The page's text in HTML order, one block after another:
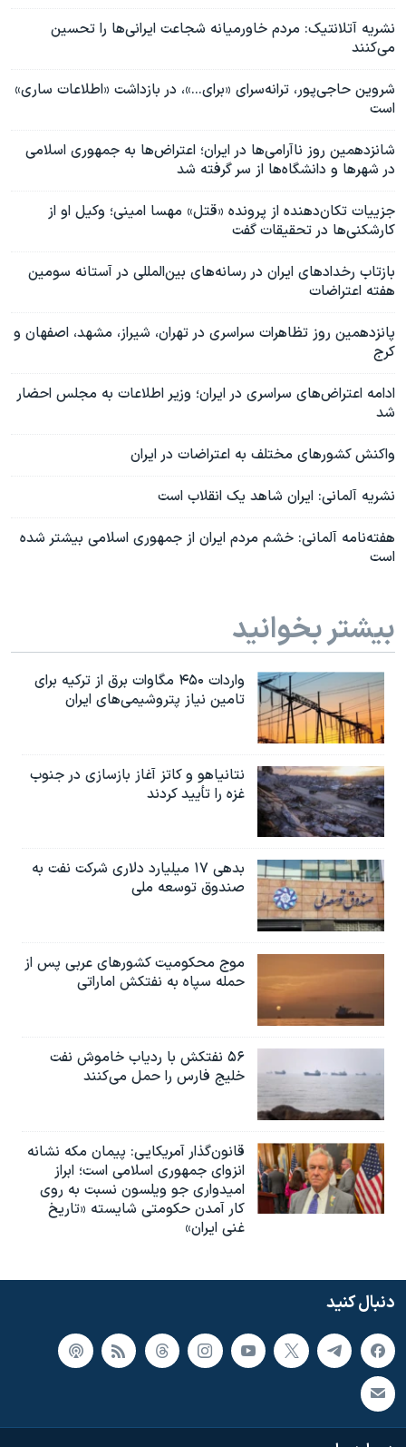
نشریه آتلانتیک: مردم خاورمیانه شجاعت ایرانی‌ها را تحسین
می‌کنند
شروین حاجی‌پور، ترانه‌سرای «برای...»، در بازداشت «اطلاعات ساری»
است
شانزدهمین روز ناآرامی‌ها در ایران؛ اعتراض‌ها به جمهوری اسلامی
در شهرها و دانشگاه‌ها از سر گرفته شد
جزییات تکان‌دهنده از پرونده «قتل» مهسا امینی؛ وکیل او از
کارشکنی‌ها در تحقیقات گفت
بازتاب رخدادهای ایران در رسانه‌های بین‌المللی در آستانه سومین
هفته اعتراضات
پانزدهمین روز تظاهرات سراسری در تهران، شیراز، مشهد، اصفهان و
کرج
ادامه اعتراض‌های سراسری در ایران؛ وزیر اطلاعات به مجلس احضار
شد
واکنش کشورهای مختلف به اعتراضات در ایران
نشریه آلمانی: ایران شاهد یک انقلاب است
هفته‌نامه آلمانی: خشم مردم ایران از جمهوری اسلامی بیشتر شده
است
بیشتر بخوانید
واردات ۴۵۰ مگاوات برق از ترکیه برای
تامین نیاز پتروشیمی‌های ایران
نتانیاهو و کاتز آغاز بازسازی در جنوب
غزه را تأیید کردند
بدهی ۱۷ میلیارد دلاری شرکت نفت به
صندوق توسعه ملی
موج محکومیت کشورهای عربی پس از
حمله سپاه به نفتکش اماراتی
۵۶ نفتکش با ردیاب خاموش نفت
خلیج فارس را حمل می‌کنند
قانون‌گذار آمریکایی: پیمان مکه نشانه
انزوای جمهوری اسلامی است؛ ابراز
امیدواری جو ویلسون نسبت به روی
کار آمدن حکومتی شایسته «تاریخ
غنی ایران»
دنبال کنید